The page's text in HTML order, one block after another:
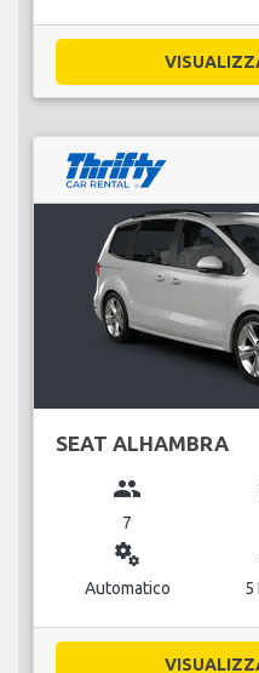
SEAT ALHAMBRA
group
7
miscellaneous_services
Automatico 5